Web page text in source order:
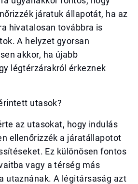
járatuk állapotát, ha az
hivatalosan továbbra is
A helyzet gyorsan
akkor, ha újabb
légtérzárakról érkeznek
utasok?
az utasokat, hogy indulás
ellenőrizzék a járatállapotot
Ez különösen fontos
vagy a térség más
utaznának. A légitársaság azt